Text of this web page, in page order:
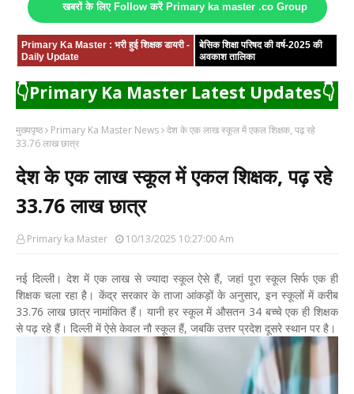
खबरों के लिए Follow करें Primary ka master .co Group
Primary Ka Master : भरी हुई शिक्षक डायरी -
Daily Update
बेसिक शिक्षा परिषद की वर्ष-2025 की
अवकाश तालिका
👇Primary Ka Master Latest Updates👇
मुख्यपृष्ठ Primary Ka Master News देश के एक लाख स्कूल में एकल शिक्षक, पढ़ रहे
33.76 लाख छात्र
देश के एक लाख स्कूल में एकल शिक्षक, पढ़ रहे
33.76 लाख छात्र
Primary ka Master 10/13/2025 10:27:00 Am
नई दिल्ली। देश में एक लाख से ज्यादा स्कूल ऐसे हैं, जहां पूरा स्कूल सिर्फ एक ही
शिक्षक चला रहा है। केंद्र सरकार के ताजा आंकड़ों के अनुसार, इन स्कूलों में करीब
33.76 लाख छात्र नामांकित हैं। यानी हर स्कूल में औसतन 34 बच्चे एक ही शिक्षक
से पढ़ रहे हैं। दिल्ली में ऐसे केवल नौ स्कूल हैं, जबकि उत्तर प्रदेश दूसरे स्थान पर है।